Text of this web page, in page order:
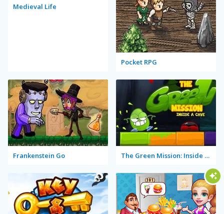
Medieval Life
Pocket RPG
Frankenstein Go The Green Mission: Inside a Cave